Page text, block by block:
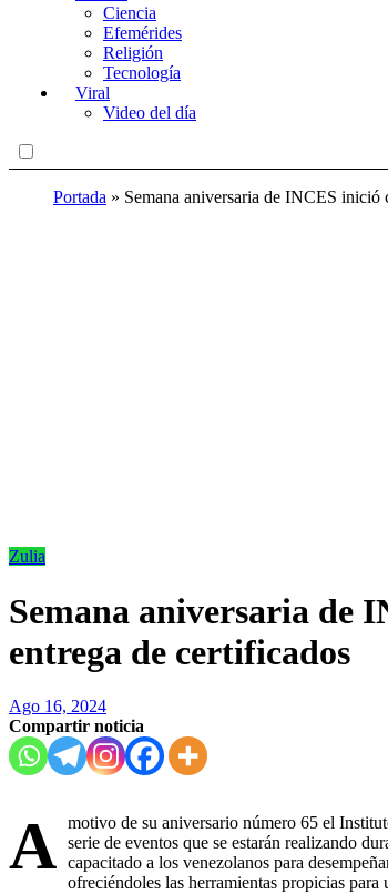
Ciencia
Efemérides
Religión
Tecnología
Viral
Video del día
Portada » Semana aniversaria de INCES
Zulia
Semana aniversaria de
entrega de certificados
Ago 16, 2024
Compartir noticia
A motivo de su aniversario número 65 el
serie de eventos que se estarán realizando
capacitado a los venezolanos para
ofreciéndoles las herramientas propicias